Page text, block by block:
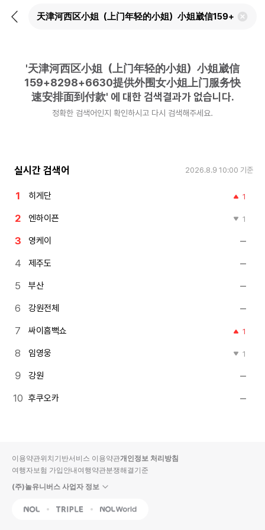
뒤
검
'天津河西区小姐（上门年轻的小姐）小姐崴信
159+8298+6630提供外围女小姐上门服务快
速安排面到付款' 에 대한 검색결과가 없습니다.
정확한 검색어인지 확인하시고 다시 검색해주세요.
실시간 검색어 2026.8.9 10:00 기준
히게단 1
엔하이픈 1
영케이
제주도
부산
강원전체
싸이흠뻑쇼 1
임영웅 1
강원
후쿠오카
이용약관위치기반서비스 이용약관개인정보 처리방침
여행자보험 가입안내여행약관분쟁해결기준
(주)놀유니버스 사업자 정보
NOL Triple Interpark Global